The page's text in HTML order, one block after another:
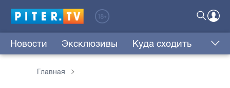
Новости Эксклюзивы Куда сходить
Главная